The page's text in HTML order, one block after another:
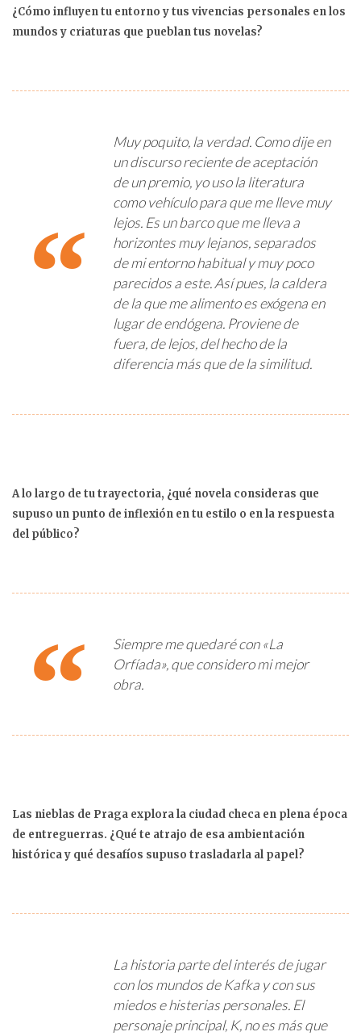
¿Cómo influyen tu entorno y tus vivencias personales en los
mundos y criaturas que pueblan tus novelas?
Muy poquito, la verdad. Como dije en
un discurso reciente de aceptación
de un premio, yo uso la literatura
como vehículo para que me lleve muy
lejos. Es un barco que me lleva a
horizontes muy lejanos, separados
de mi entorno habitual y muy poco
parecidos a este. Así pues, la caldera
de la que me alimento es exógena en
lugar de endógena. Proviene de
fuera, de lejos, del hecho de la
diferencia más que de la similitud.
A lo largo de tu trayectoria, ¿qué novela consideras que
supuso un punto de inflexión en tu estilo o en la respuesta
del público?
Siempre me quedaré con «La
Orfíada», que considero mi mejor
obra.
Las nieblas de Praga explora la ciudad checa en plena época
de entreguerras. ¿Qué te atrajo de esa ambientación
histórica y qué desafíos supuso trasladarla al papel?
La historia parte del interés de jugar
con los mundos de Kafka y con sus
miedos e histerias personales. El
personaje principal, K, no es más que